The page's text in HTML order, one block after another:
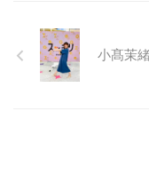
小髙茉